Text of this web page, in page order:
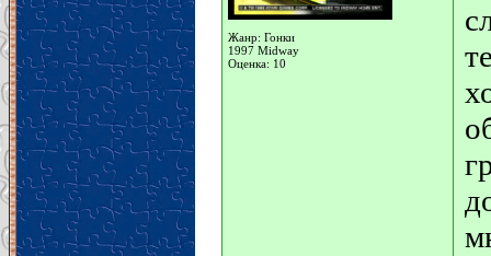
Жанр: Гонки
1997 Midway
Оценка: 10